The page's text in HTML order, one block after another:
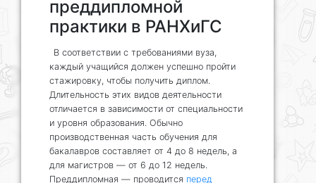
преддипломной
практики в РАНХиГС
В соответствии с требованиями вуза,
каждый учащийся должен успешно пройти
стажировку, чтобы получить диплом.
Длительность этих видов деятельности
отличается в зависимости от специальности
и уровня образования. Обычно
производственная часть обучения для
бакалавров составляет от 4 до 8 недель, а
для магистров — от 6 до 12 недель.
Преддипломная — проводится перед